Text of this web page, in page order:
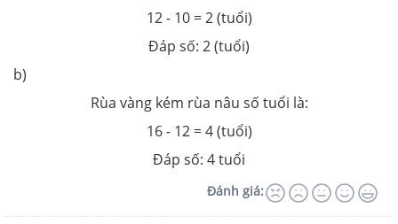
12 - 10 = 2 (tuổi)
Đáp số: 2 (tuổi)
b)
Rùa vàng kém rùa nâu số tuổi là:
16 - 12 = 4 (tuổi)
Đáp số: 4 tuổi
Đánh giá: